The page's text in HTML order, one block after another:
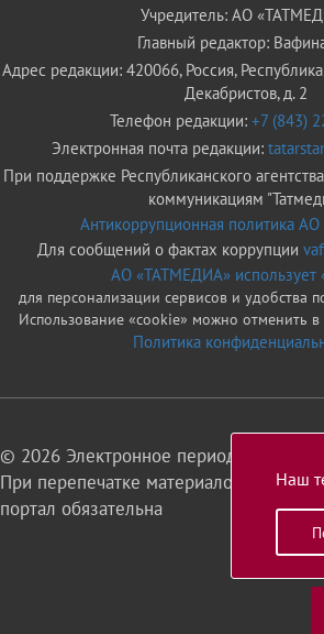
Учредитель: АО
Главный редактор:
Адрес редакции: 420066, Россия, Республика
Декабристов, д. 2
Телефон редакции: +7 (843)
Электронная почта редакции:
При поддержке Республиканского
коммуникациям
Антикоррупционная политика
Для сообщений о фактах коррупции
АО «ТАТМЕДИА» использует
для персонализации сервисов и удобства
Использование «cookie» можно отменить в
Политика
© 2026 Электронное периодическое
При перепечатке материалов или их
портал обязательна
Наш